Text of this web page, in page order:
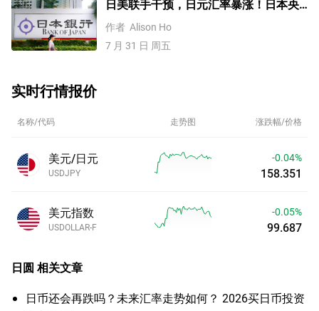
日美联手干预，日元汇率暴涨！日本央
行不加息，未来走势如何？
作者 Alison Ho
7 月 31 日 周五
实时行情报价
名称/代码 走势图 涨跌幅/价格
美元/日元
USDJPY
-0.04%
158.351
美元指数
USDOLLAR-F
-0.05%
99.687
日圆 相关文章
日币还会再跌吗？未来汇率走势如何？ 2026买日币投资